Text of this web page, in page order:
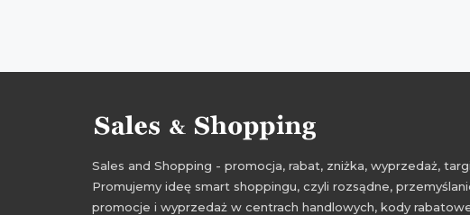
Sales and Shopping - promocja, rabat, zniżka, wyprzedaż,
Promujemy ideę smart shoppingu, czyli rozsądne,
promocje i wyprzedaż w centrach handlowych, kody